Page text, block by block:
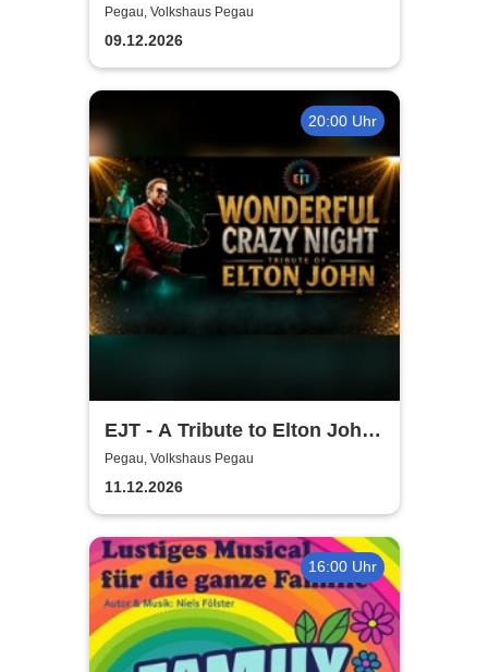
Holzhäuser Spatzen - Mit
Sack und Rute
Pegau, Volkshaus Pegau
09.12.2026
20:00 Uhr
EJT - A Tribute to Elton John /
Wonderful Crazy Night
Pegau, Volkshaus Pegau
11.12.2026
16:00 Uhr